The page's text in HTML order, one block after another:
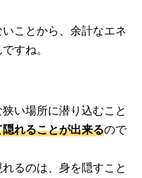
ことから、余計なエネ
すね。
い場所に潜り込むこと
れることが出来るので
るのは、身を隠すこと